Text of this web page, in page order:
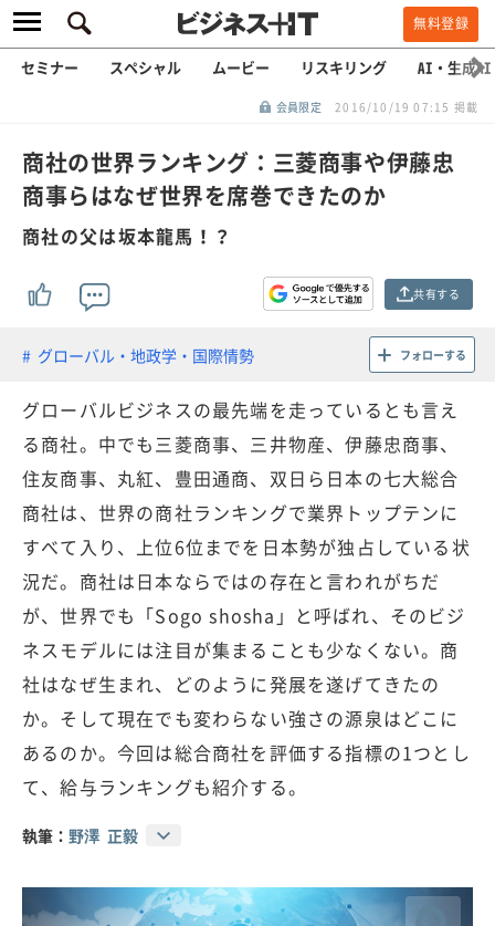
無料登録
セミナー スペシャル ムービー リスキリング AI・生成AI
会員限定 2016/10/19 07:15 掲載
商社の世界ランキング：三菱商事や伊藤忠
商事らはなぜ世界を席巻できたのか
商社の父は坂本龍馬！？
共有する
グローバル・地政学・国際情勢 フォローする
グローバルビジネスの最先端を走っているとも言え
る商社。中でも三菱商事、三井物産、伊藤忠商事、
住友商事、丸紅、豊田通商、双日ら日本の七大総合
商社は、世界の商社ランキングで業界トップテンに
すべて入り、上位6位までを日本勢が独占している状
況だ。商社は日本ならではの存在と言われがちだ
が、世界でも「Sogo shosha」と呼ばれ、そのビジ
ネスモデルには注目が集まることも少なくない。商
社はなぜ生まれ、どのように発展を遂げてきたの
か。そして現在でも変わらない強さの源泉はどこに
あるのか。今回は総合商社を評価する指標の1つとし
て、給与ランキングも紹介する。
執筆： 野澤 正毅